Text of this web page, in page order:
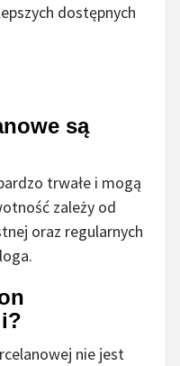
dostępnych
są
trwałe i mogą
zależy od
oraz regularnych
nie jest